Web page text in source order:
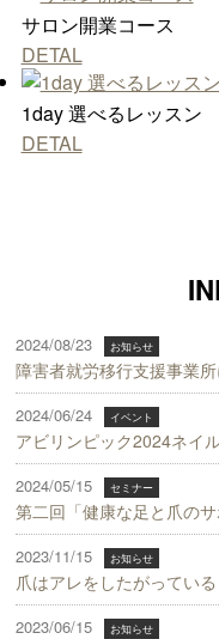
サロン開業コース
DETAL
1day 選べるレッスン
DETAL
2024/08/23 お知らせ
障害者就労移行支援事業
2024/06/24 イベント
アビリンピック2024ネイ
2024/05/15 セミナー
第二回「健康な足と爪のサ
2023/11/15 お知らせ
爪はアレをしたがっている
2023/06/15 お知らせ